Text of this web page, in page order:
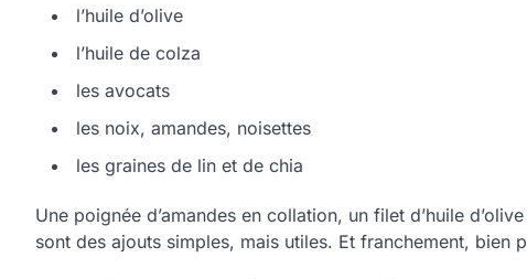
l’huile d’olive
l’huile de colza
les avocats
les noix, amandes, noisettes
les graines de lin et de chia
Une poignée d’amandes en collation, un filet d’huile
sont des ajouts simples, mais utiles. Et franchement, bien